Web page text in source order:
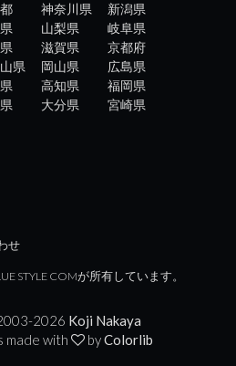
神奈川県
新潟県
山梨県
岐阜県
滋賀県
京都府
県 岡山県
広島県
高知県
福岡県
大分県
宮崎県
せ
STYLE COMが所有しています。
2026 Koji Nakaya
made with
byColorlib